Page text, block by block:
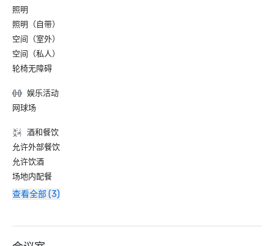
照明
照明（自带）
空间（室外）
空间（私人）
轮椅无障碍
娱乐活动
网球场
酒和餐饮
允许外部餐饮
允许饮酒
场地内配餐
查看全部 (3)